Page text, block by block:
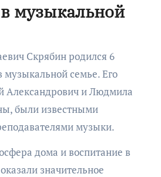
музыкальной
Скрябин родился 6
музыкальной семье. Его
Александрович и Людмила
были известными
музыки.
дома и воспитание в
значительное